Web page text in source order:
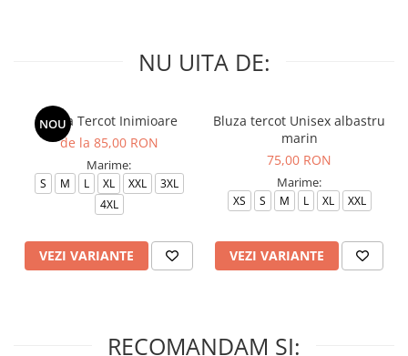
NU UITA DE:
NOU
Bluza Tercot Inimioare
de la 85,00 RON
Marime:
S M L XL XXL
3XL
4XL
VEZI VARIANTE
Bluza tercot Unisex albastru
marin
75,00 RON
Marime:
XS S M L XL XXL
VEZI VARIANTE
RECOMANDAM SI: